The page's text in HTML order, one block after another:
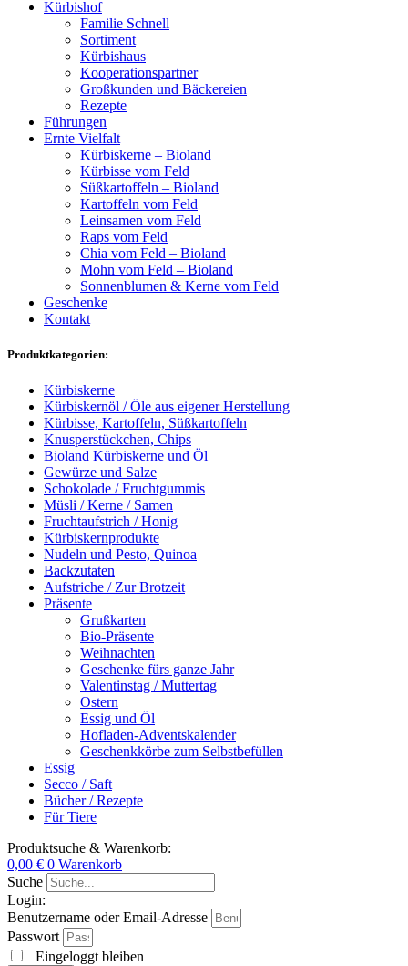
Kürbishof
Familie Schnell
Sortiment
Kürbishaus
Kooperationspartner
Großkunden und Bäckereien
Rezepte
Führungen
Ernte Vielfalt
Kürbiskerne – Bioland
Kürbisse vom Feld
Süßkartoffeln – Bioland
Kartoffeln vom Feld
Leinsamen vom Feld
Raps vom Feld
Chia vom Feld – Bioland
Mohn vom Feld – Bioland
Sonnenblumen & Kerne vom Feld
Geschenke
Kontakt
Produktkategorien:
Kürbiskerne
Kürbiskernöl / Öle aus eigener Herstellung
Kürbisse, Kartoffeln, Süßkartoffeln
Knusperstückchen, Chips
Bioland Kürbiskerne und Öl
Gewürze und Salze
Schokolade / Fruchtgummis
Müsli / Kerne / Samen
Fruchtaufstrich / Honig
Kürbiskernprodukte
Nudeln und Pesto, Quinoa
Backzutaten
Aufstriche / Zur Brotzeit
Präsente
Grußkarten
Bio-Präsente
Weihnachten
Geschenke fürs ganze Jahr
Valentinstag / Muttertag
Ostern
Essig und Öl
Hofladen-Adventskalender
Geschenkkörbe zum Selbstbefüllen
Essig
Secco / Saft
Bücher / Rezepte
Für Tiere
Produktsuche & Warenkorb:
0,00 € 0 Warenkorb
Suche
Login:
Benutzername oder Email-Adresse
Passwort
Eingeloggt bleiben